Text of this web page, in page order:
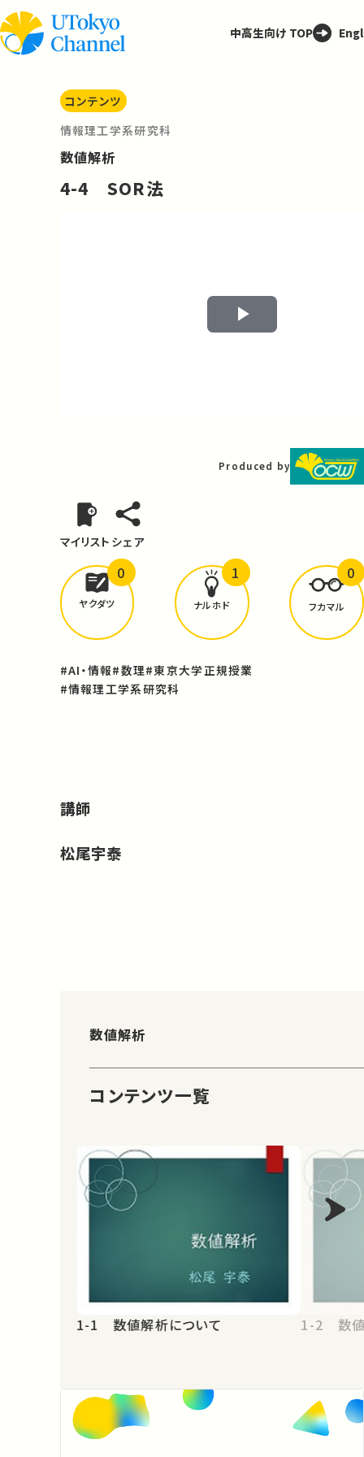
中高生向け TOP
コンテンツ
情報理工学系研究科
数値解析
4-4 SOR法
Play
Produced by
マイリスト シェア
どんな学びがありましたか？
ヤクダツ
0
ナルホド
1
フカマル
0
#AI・情報#数理#東京大学正規授業
#情報理工学系研究科
講師
松尾宇泰
数値解析
コンテンツ一覧
1-1 数値解析について 1-2 数値